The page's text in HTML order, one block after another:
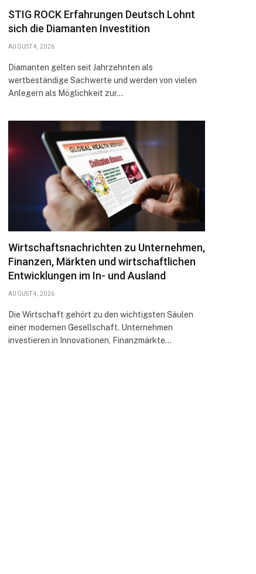
STIG ROCK Erfahrungen Deutsch Lohnt
sich die Diamanten Investition
AUGUST 4, 2026
Diamanten gelten seit Jahrzehnten als
wertbeständige Sachwerte und werden von vielen
Anlegern als Möglichkeit zur…
Wirtschaftsnachrichten zu Unternehmen,
Finanzen, Märkten und wirtschaftlichen
Entwicklungen im In- und Ausland
AUGUST 4, 2026
Die Wirtschaft gehört zu den wichtigsten Säulen
einer modernen Gesellschaft. Unternehmen
investieren in Innovationen, Finanzmärkte…